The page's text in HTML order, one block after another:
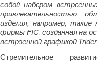
собой набором
привлекательностью
изделия, например,
фирмы FIC, созданная на
встроенной графикой
Стремительное